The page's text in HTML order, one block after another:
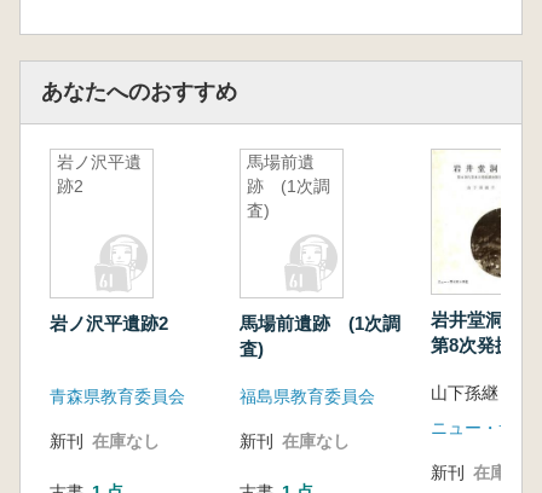
あなたへのおすすめ
岩ノ沢平遺
跡2
岩ノ沢平遺跡2
青森県教育委員会
新刊 在庫なし
馬場前遺
跡 (1次調
査)
馬場前遺跡 (1次調
査)
福島県教育委員会
新刊 在庫なし
岩井堂洞窟
第8次発掘調
山下孫継 著
ニュー・サイ
新刊 在庫なし